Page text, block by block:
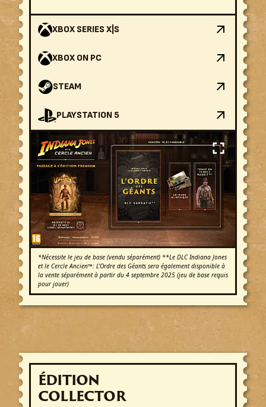
XBOX SERIES X|S
XBOX ON PC
STEAM
PLAYSTATION 5
*Nécessite le jeu de base (vendu séparément) **Le DLC Indiana Jones
et le Cercle Ancien™: L'Ordre des Géants sera également disponible à
la vente séparément à partir du 4 septembre 2025 (jeu de base requis
pour jouer)
ÉDITION
COLLECTOR